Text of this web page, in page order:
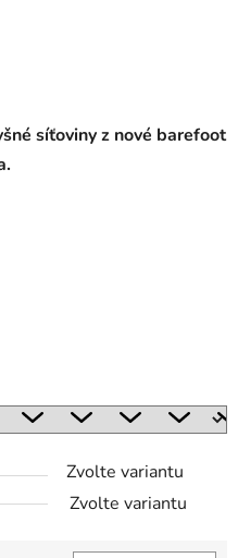
síťoviny z nové barefoot
Zvolte variantu
Zvolte variantu